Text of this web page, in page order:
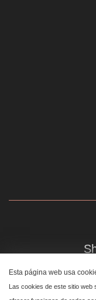
Esta página web usa
Las cookies de este sitio web